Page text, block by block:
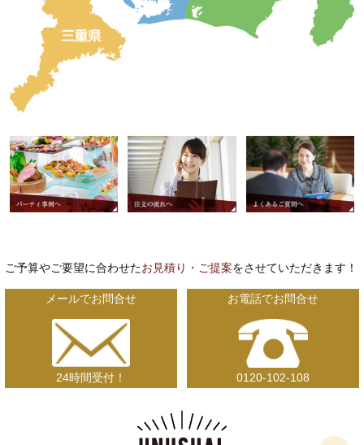
ご予算やご要望に合わせたお見積り・ご提案をさせていただきます！
メールでお問合せ
24時間受付！
お電話でお問合せ
0120-102-108